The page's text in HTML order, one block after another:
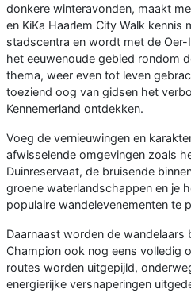
donkere winteravonden, maakt
en KiKa Haarlem City Walk kennis
stadscentra en wordt met de
het eeuwenoude gebied rondom
thema, weer even tot leven
toeziend oog van gidsen het
Kennemerland ontdekken.
Voeg de vernieuwingen en
afwisselende omgevingen zoals
Duinreservaat, de bruisende
groene waterlandschappen en je
populaire wandelevenementen te
Daarnaast worden de wandelaars
Champion ook nog eens volledig
routes worden uitgepijld,
energierijke versnaperingen